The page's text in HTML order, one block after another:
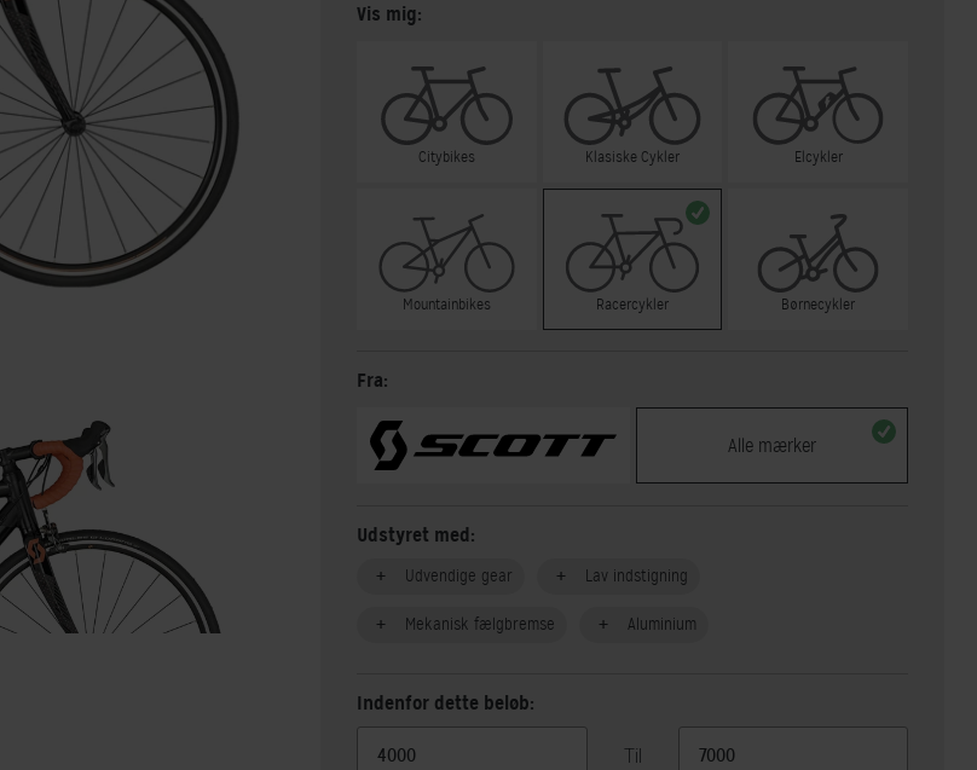
Vis mig:
Citybikes Klasiske Cykler Elcykler
Mountainbikes Racercykler Børnecykler
Fra:
Alle mærker
Udstyret med:
Udvendige gear Lav indstigning
Mekanisk fælgbremse Aluminium
Indenfor dette beløb:
Til